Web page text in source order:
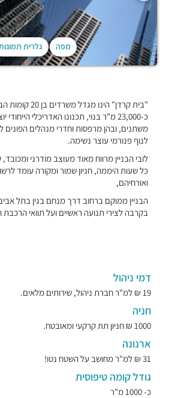
מפה גלרית
"בית קרדן" הינו
כ-23,000 מ"ר בנוי, תכנונו האדריכלי
משתנים, ובהן מרפסות וחדרי מנהלים הפונים
לנוף פנורמי עוצר נשימה.
לובי הבניין מרווח מאוד מעוצב מודרני
כל שעות היממה, חניון שמור ומקורה עומד
ואורחיהם,
הבניין ממוקם ברחוב דרך מנחם בגין בתל
בקרבה לצירי תנועה ראשיים ועל תוואי
דמי ניהול
19 ₪ למ"ר חברת ניהול, שירותים מלאים.
חניה
1000 ₪ חניון תת קרקעי ומאובטח.
ארנונה
31 ₪ למ"ר מחושב על השטח נטו!
גודל קומה טיפוסית
כ- 1000 מ"ר